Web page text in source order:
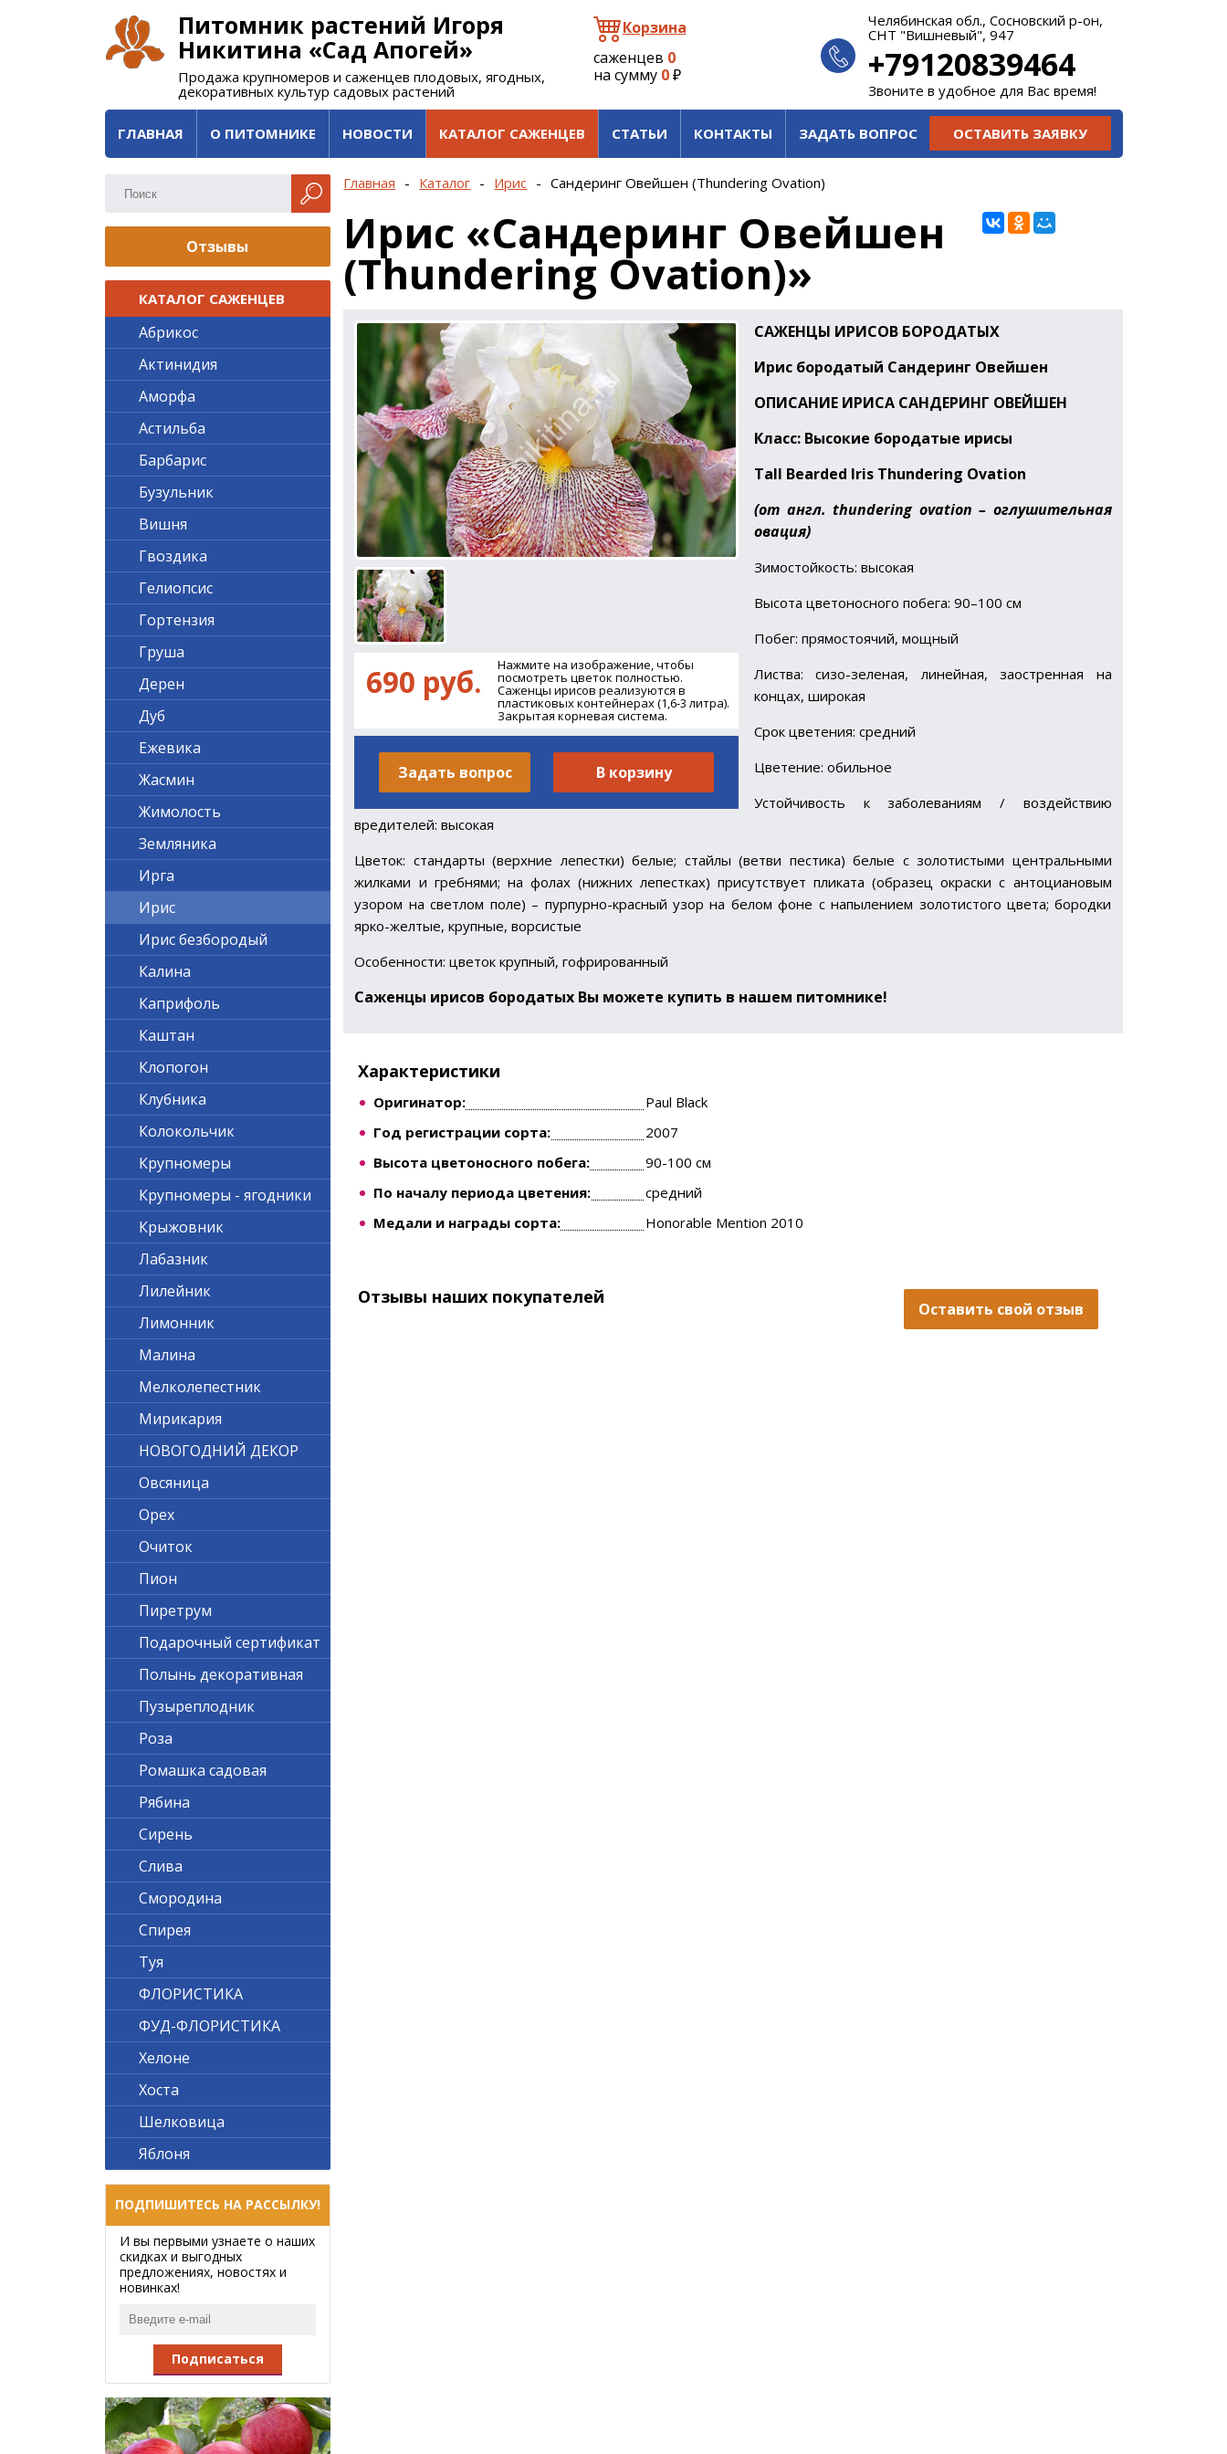
Питомник растений Игоря
Никитина «Сад Апогей»
Продажа крупномеров и саженцев плодовых, ягодных,
декоративных культур садовых растений
Челябинская обл., Сосновский р-он,
СНТ "Вишневый", 947
+79120839464
Звоните в удобное для Вас время!
Корзина
саженцев 0
на сумму 0₽
ГЛАВНАЯ О ПИТОМНИКЕ НОВОСТИ КАТАЛОГ САЖЕНЦЕВ СТАТЬИ КОНТАКТЫ ЗАДАТЬ ВОПРОС ОСТАВИТЬ ЗАЯВКУ
Главная - Каталог - Ирис - Сандеринг Овейшен (Thundering Ovation)
Ирис «Сандеринг Овейшен
(Thundering Ovation)»
690 руб. Нажмите на изображение, чтобы
посмотреть цветок полностью.
Саженцы ирисов реализуются в
пластиковых контейнерах (1,6-3 литра).
Закрытая корневая система.
Задать вопрос В корзину
САЖЕНЦЫ ИРИСОВ БОРОДАТЫХ
Ирис бородатый Сандеринг Овейшен
ОПИСАНИЕ ИРИСА САНДЕРИНГ ОВЕЙШЕН
Класс: Высокие бородатые ирисы
Tall Bearded Iris Thundering Ovation
(от англ. thundering ovation – оглушительная
овация)
Зимостойкость: высокая
Высота цветоносного побега: 90–100 см
Побег: прямостоячий, мощный
Листва: сизо-зеленая, линейная, заостренная на
концах, широкая
Срок цветения: средний
Цветение: обильное
Устойчивость к заболеваниям / воздействию
вредителей: высокая
Цветок: стандарты (верхние лепестки) белые; стайлы (ветви пестика) белые с золотистыми центральными
жилками и гребнями; на фолах (нижних лепестках) присутствует пликата (образец окраски с антоциановым
узором на светлом поле) – пурпурно-красный узор на белом фоне с напылением золотистого цвета; бородки
ярко-желтые, крупные, ворсистые
Особенности: цветок крупный, гофрированный
Саженцы ирисов бородатых Вы можете купить в нашем питомнике!
Характеристики
Оригинатор:
Paul Black
Год регистрации сорта:
2007
Высота цветоносного побега:
90-100 см
По началу периода цветения:
средний
Медали и награды сорта:
Honorable Mention 2010
Оставить свой отзыв
Отзывы наших покупателей
Отзывы
КАТАЛОГ САЖЕНЦЕВ
Абрикос
Актинидия
Аморфа
Астильба
Барбарис
Бузульник
Вишня
Гвоздика
Гелиопсис
Гортензия
Груша
Дерен
Дуб
Ежевика
Жасмин
Жимолость
Земляника
Ирга
Ирис
Ирис безбородый
Калина
Каприфоль
Каштан
Клопогон
Клубника
Колокольчик
Крупномеры
Крупномеры - ягодники
Крыжовник
Лабазник
Лилейник
Лимонник
Малина
Мелколепестник
Мирикария
НОВОГОДНИЙ ДЕКОР
Овсяница
Орех
Очиток
Пион
Пиретрум
Подарочный сертификат
Полынь декоративная
Пузыреплодник
Роза
Ромашка садовая
Рябина
Сирень
Слива
Смородина
Спирея
Туя
ФЛОРИСТИКА
ФУД-ФЛОРИСТИКА
Хелоне
Хоста
Шелковица
Яблоня
ПОДПИШИТЕСЬ НА РАССЫЛКУ!
И вы первыми узнаете о наших
скидках и выгодных
предложениях, новостях и
новинках!
Подписаться